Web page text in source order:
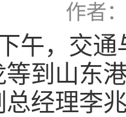
作者
午，交
到山东
经理李